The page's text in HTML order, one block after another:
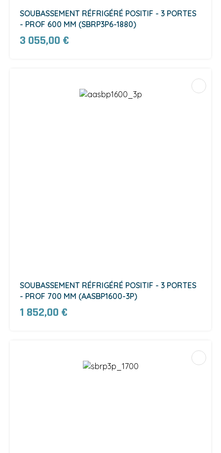
SOUBASSEMENT RÉFRIGÉRÉ POSITIF - 3 PORTES
- PROF 600 MM (SBRP3P6-1880)
3 055,00 €
SOUBASSEMENT RÉFRIGÉRÉ POSITIF - 3 PORTES
- PROF 700 MM (AASBP1600-3P)
1 852,00 €